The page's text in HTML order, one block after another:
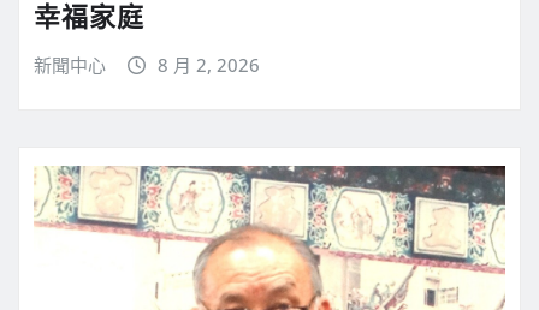
幸福家庭
新聞中心 8 月 2, 2026